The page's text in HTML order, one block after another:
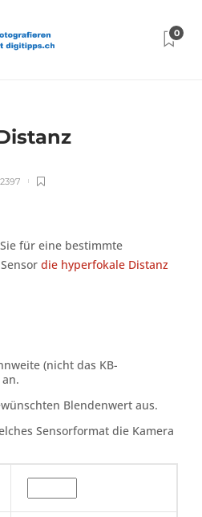
0
2397
für eine bestimmte
die hyperfokale Distanz
(nicht das KB-
Blendenwert aus.
Sensorformat die Kamera